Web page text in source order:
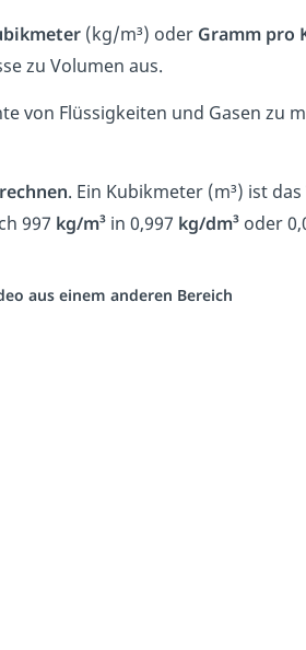
(kg/m³) oder Gramm pro
zu Volumen aus.
von Flüssigkeiten und Gasen zu
. Ein Kubikmeter (m³) ist das
997 kg/m³ in 0,997 kg/dm³ oder
aus einem anderen Bereich